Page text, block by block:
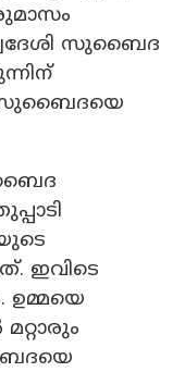
സുബൈദ
സുബൈദയെ
ഇവിടെ
ഉമ്മയെ